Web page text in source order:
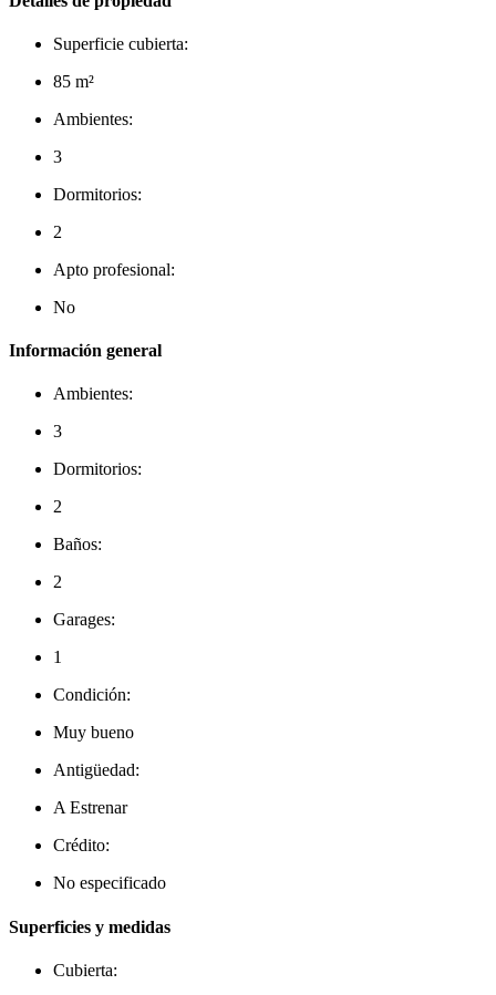
Superficie cubierta:
85 m²
Ambientes:
3
Dormitorios:
2
Apto profesional:
No
Información general
Ambientes:
3
Dormitorios:
2
Baños:
2
Garages:
1
Condición:
Muy bueno
Antigüedad:
A Estrenar
Crédito:
No especificado
Superficies y medidas
Cubierta: